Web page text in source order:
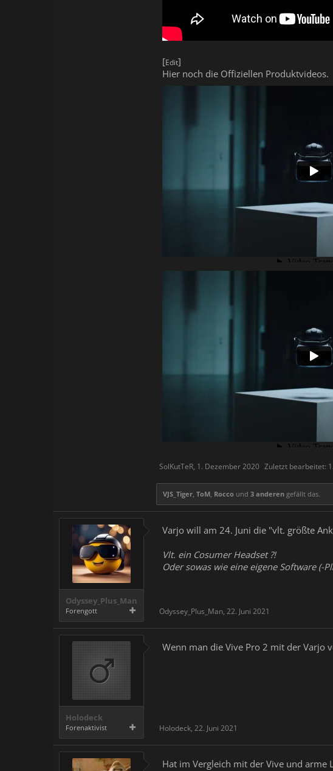
[Edit]
Hier noch die Offiziellen Produktvideos.
SolKutTeR, 1. Dezember 2020 Zuletzt bearbeitet:
VJS_Tiger, ToM, Rocco und 3 anderen gefällt das.
Odyssey_Plus_Man
Forengott
Varjo will am 24. Juni die "vlt. größte
Vlt. ein Cosumer Headset ?!
Oder sowas wie eine eigene Software (-
Odyssey_Plus_Man, 22. Juni 2021
Holodeck
Forenaktivist
Wenn man die Vive Pro 2 mit der Varjo
Holodeck, 22. Juni 2021
Hat im Vergleich mit der Vive und arme